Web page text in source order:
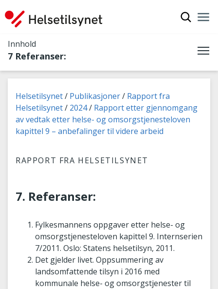
Innhold
7 Referanser:
Du er her:
Helsetilsynet Publikasjoner
Rapport fra
Helsetilsynet
2024
Rapport etter gjennomgang
av vedtak etter helse- og omsorgstjenesteloven
kapittel 9 – anbefalinger til videre arbeid
RAPPORT FRA HELSETILSYNET
7. Referanser:
Fylkesmannens oppgaver etter helse- og
omsorgstjenesteloven kapittel 9. Internserien
7/2011. Oslo: Statens helsetilsyn, 2011.
Det gjelder livet. Oppsummering av
landsomfattende tilsyn i 2016 med
kommunale helse- og omsorgstjenester til